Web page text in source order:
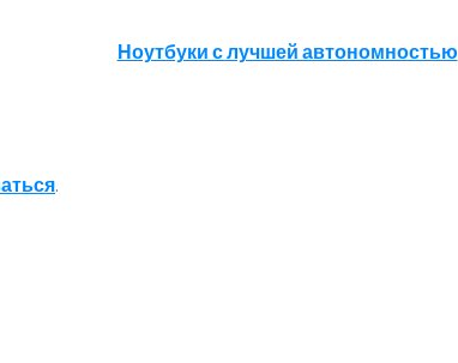
Ноутбуки с лучшей автономностью
.